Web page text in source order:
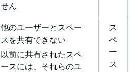
せん
他のユーザーとスペー
スを共有できない
以前に共有されたスペ
ースには、それらのユ
ス
ペ
ー
ス